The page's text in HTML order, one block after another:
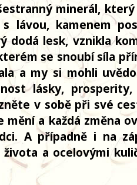
minerál,
lávou, kamenem
dodá lesk, vznikla
se snoubí síla
a my si mohli
lásky, prosperity,
v sobě při své
a každá změna
A případně i na
a ocelovými